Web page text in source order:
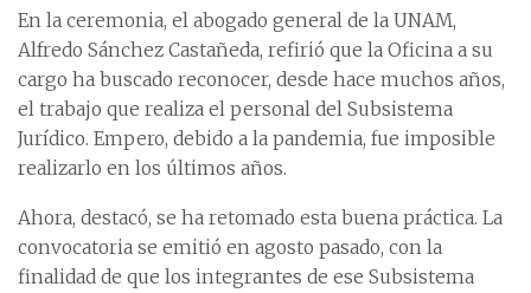
En la ceremonia, el abogado general de la UNAM,
Alfredo Sánchez Castañeda, refirió que la Oficina a su
cargo ha buscado reconocer, desde hace muchos años,
el trabajo que realiza el personal del Subsistema
Jurídico. Empero, debido a la pandemia, fue imposible
realizarlo en los últimos años.
Ahora, destacó, se ha retomado esta buena práctica. La
convocatoria se emitió en agosto pasado, con la
finalidad de que los integrantes de ese Subsistema